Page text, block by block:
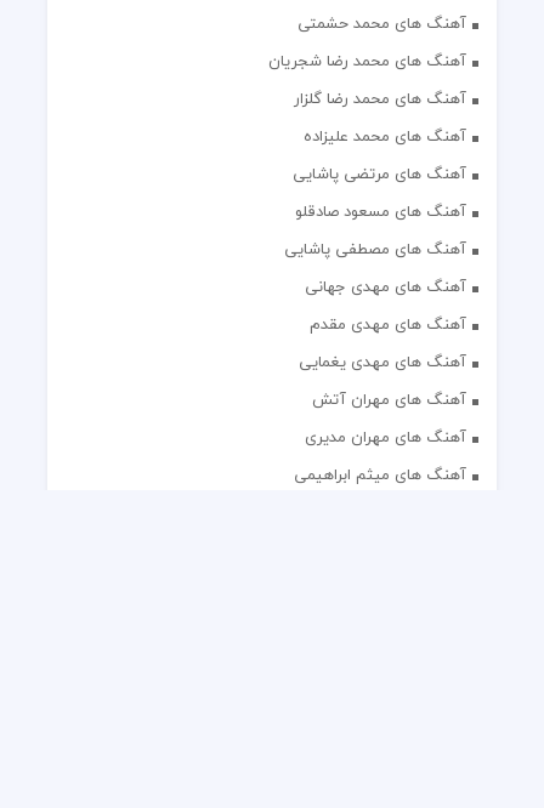
آهنگ های محمد حشمتی
آهنگ های محمد رضا شجریان
آهنگ های محمد رضا گلزار
آهنگ های محمد علیزاده
آهنگ های مرتضی پاشایی
آهنگ های مسعود صادقلو
آهنگ های مصطفی پاشایی
آهنگ های مهدی جهانی
آهنگ های مهدی مقدم
آهنگ های مهدی یغمایی
آهنگ های مهران آتش
آهنگ های مهران مدیری
آهنگ های میثم ابراهیمی